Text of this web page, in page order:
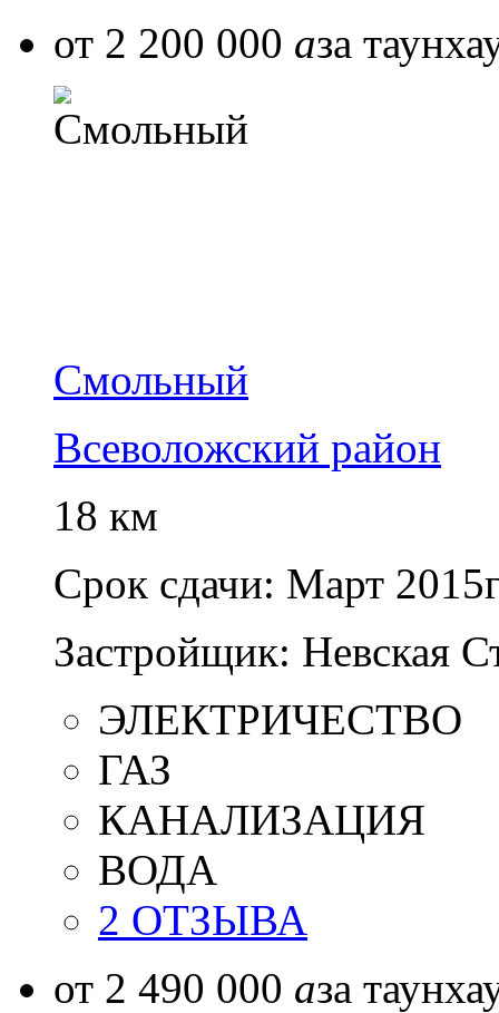
от 2 200 000 aза
Смольный
Всеволожский район
18 км
Срок сдачи: Март
Застройщик: Невская
ЭЛЕКТРИЧЕСТВО
ГАЗ
КАНАЛИЗАЦИЯ
ВОДА
2 ОТЗЫВА
от 2 490 000 aза